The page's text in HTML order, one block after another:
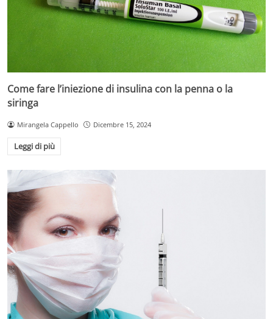
Come fare l’iniezione di insulina con la penna o la
siringa
Mirangela Cappello Dicembre 15, 2024
Leggi di più